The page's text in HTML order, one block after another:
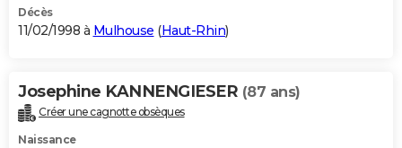
Décès
11/02/1998 à Mulhouse (Haut-Rhin)
Josephine KANNENGIESER (87 ans)
Créer une cagnotte obsèques
Naissance